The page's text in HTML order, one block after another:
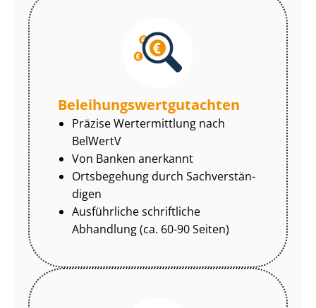
Be­lei­hungs­wert­gut­ach­ten
Präzise Wertermittlung nach
BelWertV
Von Banken anerkannt
Ortsbegehung durch Sach­ver­stän­
di­gen
Ausführliche schriftliche
Abhandlung (ca. 60-90 Seiten)